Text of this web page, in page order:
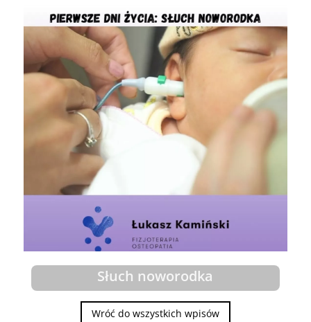
Słuch noworodka
Wróć do wszystkich wpisów